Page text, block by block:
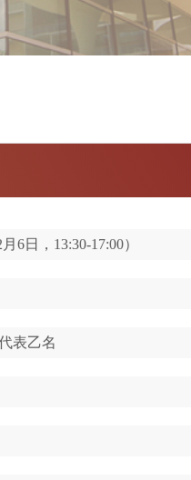
6日，13:30-17:00）
表乙名